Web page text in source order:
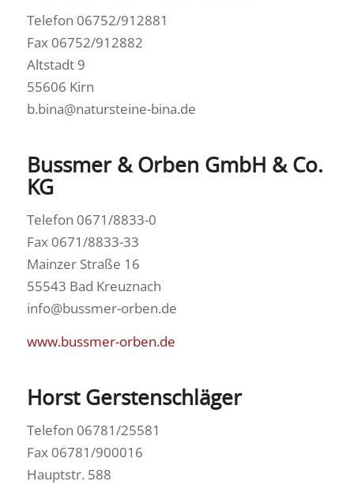
Telefon 06752/912881
Fax 06752/912882
Altstadt 9
55606 Kirn
b.bina@natursteine-bina.de
Bussmer & Orben GmbH & Co.
KG
Telefon 0671/8833-0
Fax 0671/8833-33
Mainzer Straße 16
55543 Bad Kreuznach
info@bussmer-orben.de
www.bussmer-orben.de
Horst Gerstenschläger
Telefon 06781/25581
Fax 06781/900016
Hauptstr. 588